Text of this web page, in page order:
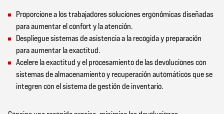
Proporcione a los trabajadores soluciones ergonómicas diseñadas
para aumentar el confort y la atención.
Despliegue sistemas de asistencia a la recogida y preparación
para aumentar la exactitud.
Acelere la exactitud y el procesamiento de las devoluciones con
sistemas de almacenamiento y recuperación automáticos que se
integren con el sistema de gestión de inventario.